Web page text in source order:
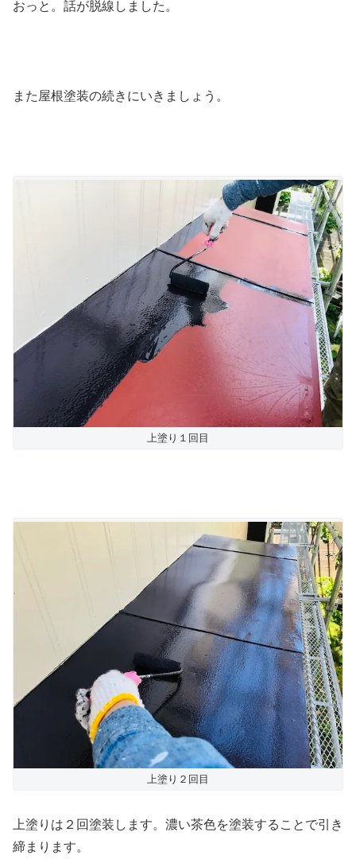
おっと。話が脱線しました。
また屋根塗装の続きにいきましょう。
上塗り１回目
上塗り２回目
上塗りは２回塗装します。濃い茶色を塗装することで引き
締まります。